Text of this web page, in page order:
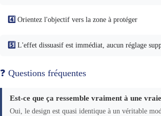
4️⃣ Orientez l'objectif vers la zone à protéger
5️⃣ L'effet dissuasif est immédiat, aucun réglage
❓ Questions fréquentes
Est-ce que ça ressemble vraiment à une
Oui, le design est quasi identique à un véritable